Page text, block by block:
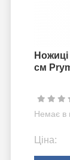
Ножиці
см
Немає в
Ціна: